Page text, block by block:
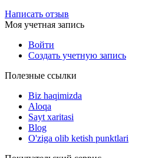
Написать отзыв
Моя учетная запись
Войти
Создать учетную запись
Полезные ссылки
Biz haqimizda
Aloqa
Sayt xaritasi
Blog
O'ziga olib ketish punktlari